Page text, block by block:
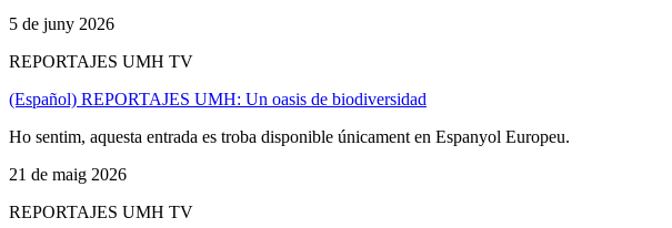
5 de juny 2026
REPORTAJES UMH TV
(Español) REPORTAJES UMH: Un oasis de biodiversidad
Ho sentim, aquesta entrada es troba disponible únicament en Espanyol Europeu.
21 de maig 2026
REPORTAJES UMH TV